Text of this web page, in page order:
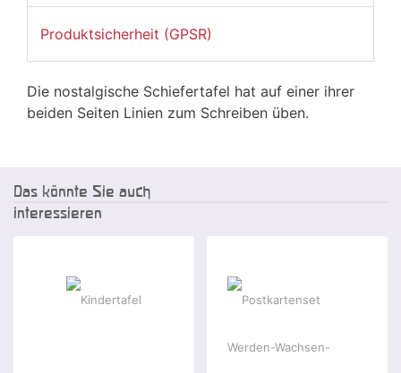
Produktsicherheit (GPSR)
Die nostalgische Schiefertafel hat auf einer ihrer
beiden Seiten Linien zum Schreiben üben.
Das könnte Sie auch
interessieren